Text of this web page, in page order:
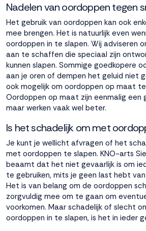
Nadelen van oordoppen tegen
Het gebruik van oordoppen kan ook
mee brengen. Het is natuurlijk even
oordoppen in te slapen. Wij adviseren
aan te schaffen die speciaal zijn
kunnen slapen. Sommige goedkopere
aan je oren of dempen het geluid niet
ook mogelijk om oordoppen op maat
Oordoppen op maat zijn eenmalig een
maar werken vaak wel beter.
Is het schadelijk om met
Je kunt je wellicht afvragen of het
met oordoppen te slapen. KNO-arts
beaamt dat het niet gevaarlijk is om
te gebruiken, mits je geen last hebt
Het is van belang om de oordoppen
zorgvuldig mee om te gaan om
voorkomen. Maar schadelijk of slecht
oordoppen in te slapen, is het in ieder